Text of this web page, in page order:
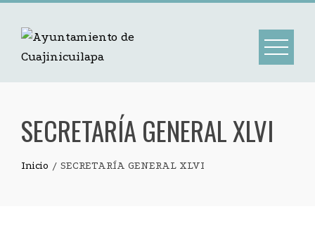
SECRETARÍA GENERAL XLVI
Inicio SECRETARÍA GENERAL XLVI